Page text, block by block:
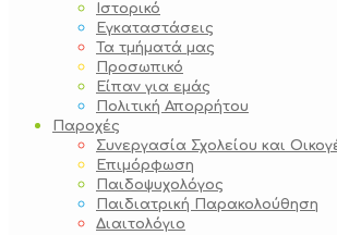
Ιστορικό
Εγκαταστάσεις
Τα τμήματά μας
Προσωπικό
Είπαν για εμάς
Πολιτική Απορρήτου
Παροχές
Συνεργασία Σχολείου και
Επιμόρφωση
Παιδοψυχολόγος
Παιδιατρική Παρακολούθηση
Διαιτολόγιο